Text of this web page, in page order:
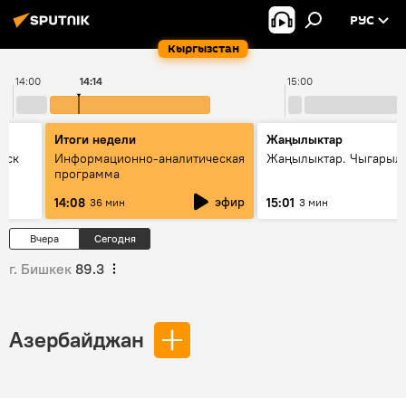
Кыргызстан
РУС
14:00 15:00
14:14
Итоги недели
Информационно-аналитическая
программа
14:08 36 мин эфир
Жаңылыктар
Жаңылыктар.
15:01 3 мин
Вчера Сегодня
г. Бишкек 89.3
Азербайджан